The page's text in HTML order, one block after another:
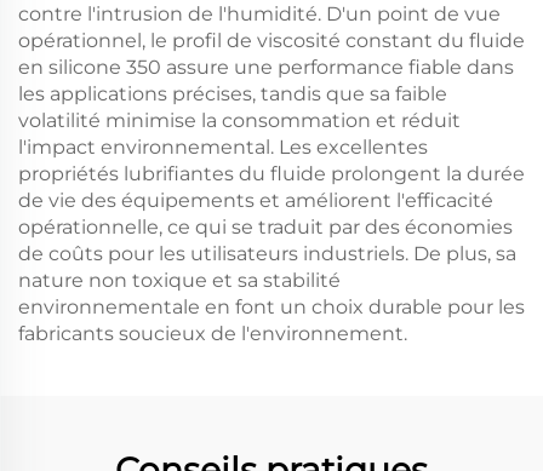
contre l'intrusion de l'humidité. D'un point de vue
opérationnel, le profil de viscosité constant du fluide
en silicone 350 assure une performance fiable dans
les applications précises, tandis que sa faible
volatilité minimise la consommation et réduit
l'impact environnemental. Les excellentes
propriétés lubrifiantes du fluide prolongent la durée
de vie des équipements et améliorent l'efficacité
opérationnelle, ce qui se traduit par des économies
de coûts pour les utilisateurs industriels. De plus, sa
nature non toxique et sa stabilité
environnementale en font un choix durable pour les
fabricants soucieux de l'environnement.